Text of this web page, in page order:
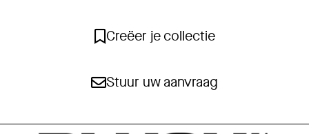
Creëer je collectie
Stuur uw aanvraag